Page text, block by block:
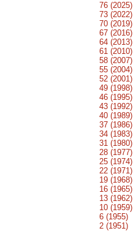
76 (2025)
73 (2022)
70 (2019)
67 (2016)
64 (2013)
61 (2010)
58 (2007)
55 (2004)
52 (2001)
49 (1998)
46 (1995)
43 (1992)
40 (1989)
37 (1986)
34 (1983)
31 (1980)
28 (1977)
25 (1974)
22 (1971)
19 (1968)
16 (1965)
13 (1962)
10 (1959)
6 (1955)
2 (1951)